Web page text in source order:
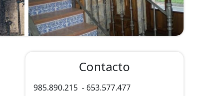
Contacto
985.890.215 - 653.577.477